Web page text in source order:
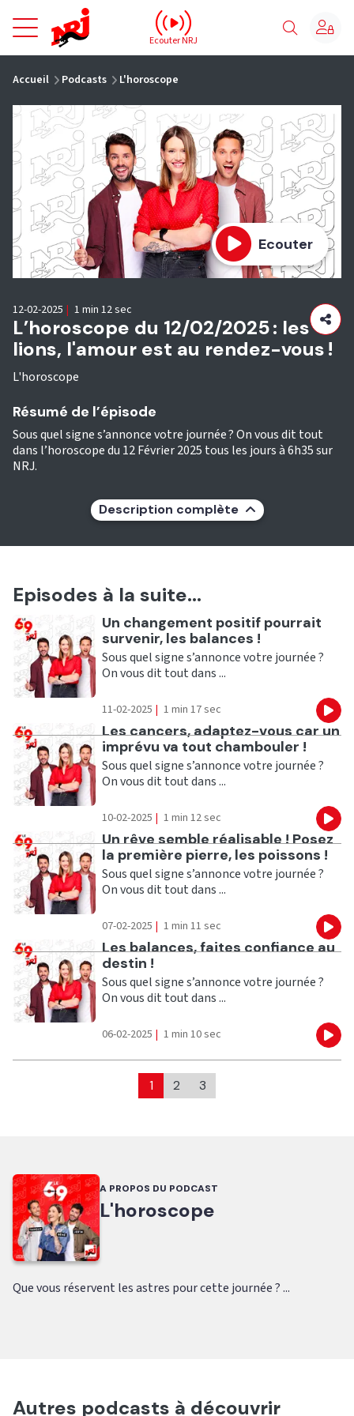
NRJ - Accueil
Ecouter NRJ
Accueil Podcasts L'horoscope
Ecouter
L’horoscope du 12/02/2025 : les
lions, l'amour est au rendez-vous !
L'horoscope
12-02-2025 | 1 min 12 sec
Résumé de l’épisode
Sous quel signe s’annonce votre journée ? On vous dit tout
dans l’horoscope du 12 Février 2025 tous les jours à 6h35 sur
NRJ.
Description complète
Episodes à la suite...
Ecouter
Un changement positif pourrait
survenir, les balances !
Sous quel signe s’annonce votre journée ?
On vous dit tout dans ...
11-02-2025 | 1 min 17 sec
Ecouter
Les cancers, adaptez-vous car un
imprévu va tout chambouler !
Sous quel signe s’annonce votre journée ?
On vous dit tout dans ...
10-02-2025 | 1 min 12 sec
Ecouter
Un rêve semble réalisable ! Posez
la première pierre, les poissons !
Sous quel signe s’annonce votre journée ?
On vous dit tout dans ...
07-02-2025 | 1 min 11 sec
Ecouter
Les balances, faites confiance au
destin !
Sous quel signe s’annonce votre journée ?
On vous dit tout dans ...
06-02-2025 | 1 min 10 sec
1 2 3
A PROPOS DU PODCAST
L'horoscope
Que vous réservent les astres pour cette journée ? ...
Autres podcasts à découvrir